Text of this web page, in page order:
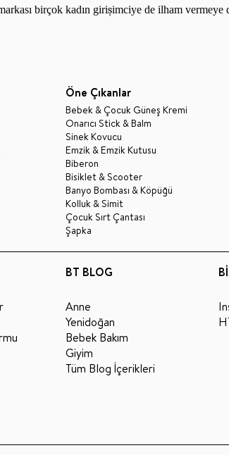
ı birçok kadın girişimciye de ilham vermeye
Öne Çıkanlar
Bebek & Çocuk Güneş Kremi
Onarıcı Stick & Balm
Sinek Kovucu
Emzik & Emzik Kutusu
Biberon
Bisiklet & Scooter
Banyo Bombası & Köpüğü
Kolluk & Simit
Çocuk Sırt Çantası
Şapka
BT BLOG
Anne
Yenidoğan
Bebek Bakım
Giyim
Tüm Blog İçerikleri